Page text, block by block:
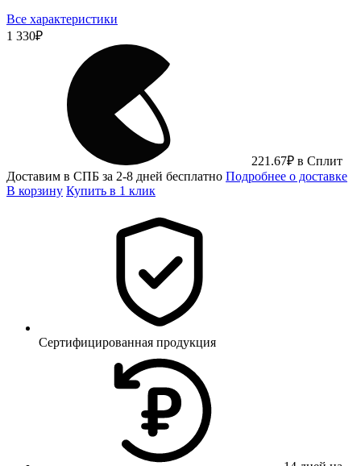
Все характеристики
1 330₽
221.67₽ в Сплит
Доставим в СПБ за 2-8 дней бесплатно Подробнее о доставке
В корзину Купить в 1 клик
Сертифицированная продукция